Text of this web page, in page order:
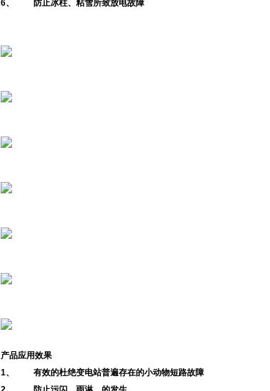
6、 防止冰柱、粘雪所致放电故障
产品应用效果
1、 有效的杜绝变电站普遍存在的小动物短路故障